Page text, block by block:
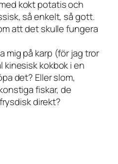
kokt potatis och
så enkelt, så gott.
att det skulle fungera
mig på karp (för jag tror
kinesisk kokbok i en
det? Eller slom,
fiskar, de
direkt?